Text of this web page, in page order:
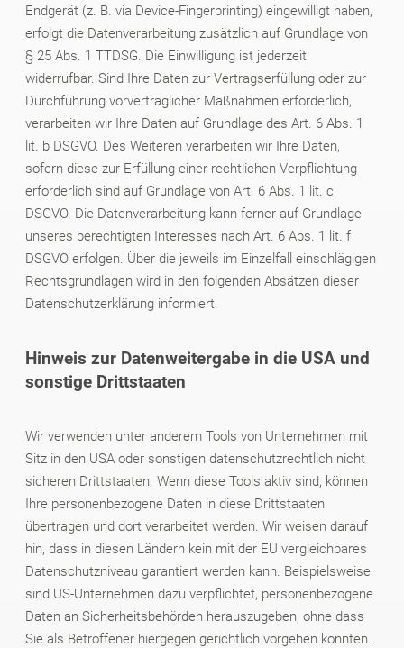
Endgerät (z. B. via Device-Fingerprinting) eingewilligt haben,
erfolgt die Datenverarbeitung zusätzlich auf Grundlage von
§ 25 Abs. 1 TTDSG. Die Einwilligung ist jederzeit
widerrufbar. Sind Ihre Daten zur Vertragserfüllung oder zur
Durchführung vorvertraglicher Maßnahmen erforderlich,
verarbeiten wir Ihre Daten auf Grundlage des Art. 6 Abs. 1
lit. b DSGVO. Des Weiteren verarbeiten wir Ihre Daten,
sofern diese zur Erfüllung einer rechtlichen Verpflichtung
erforderlich sind auf Grundlage von Art. 6 Abs. 1 lit. c
DSGVO. Die Datenverarbeitung kann ferner auf Grundlage
unseres berechtigten Interesses nach Art. 6 Abs. 1 lit. f
DSGVO erfolgen. Über die jeweils im Einzelfall einschlägigen
Rechtsgrundlagen wird in den folgenden Absätzen dieser
Datenschutzerklärung informiert.
Hinweis zur Datenweitergabe in die USA und
sonstige Drittstaaten
Wir verwenden unter anderem Tools von Unternehmen mit
Sitz in den USA oder sonstigen datenschutzrechtlich nicht
sicheren Drittstaaten. Wenn diese Tools aktiv sind, können
Ihre personenbezogene Daten in diese Drittstaaten
übertragen und dort verarbeitet werden. Wir weisen darauf
hin, dass in diesen Ländern kein mit der EU vergleichbares
Datenschutzniveau garantiert werden kann. Beispielsweise
sind US-Unternehmen dazu verpflichtet, personenbezogene
Daten an Sicherheitsbehörden herauszugeben, ohne dass
Sie als Betroffener hiergegen gerichtlich vorgehen könnten.